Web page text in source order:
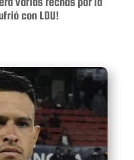
con LDU!